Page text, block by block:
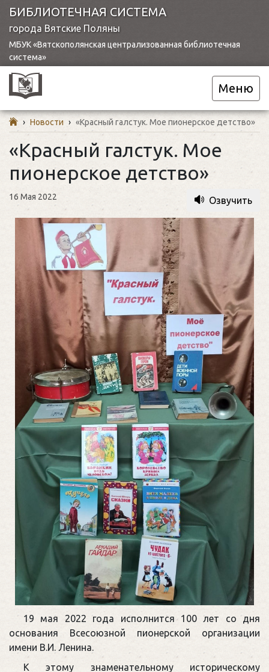
БИБЛИОТЕЧНАЯ СИСТЕМА
города Вятские Поляны
МБУК «Вятскополянская централизованная библиотечная
система»
Меню
› Новости › «Красный галстук. Мое пионерское детство»
«Красный галстук. Мое
пионерское детство»
16 Мая 2022 Озвучить
19 мая 2022 года исполнится 100 лет со дня
основания Всесоюзной пионерской организации
имени В.И. Ленина.
К этому знаменательному историческому